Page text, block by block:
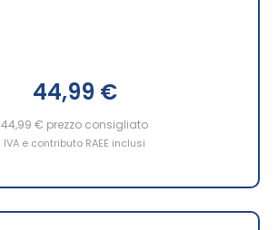
44,99 €
44,99 € prezzo consigliato
IVA e contributo RAEE inclusi